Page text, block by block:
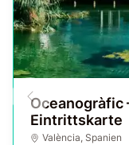
Oceanogràfic
Eintrittskarte
València, Spanien